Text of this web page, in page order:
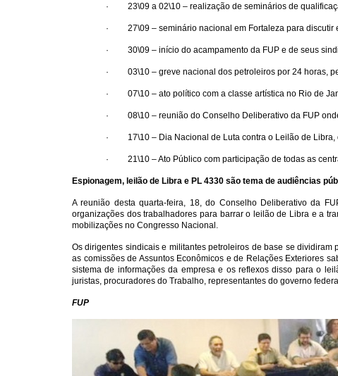
· 23\09 a 02\10 – realização de seminários de
· 27\09 – seminário nacional em Fortaleza para discutir
· 30\09 – início do acampamento da FUP e de seus
· 03\10 – greve nacional dos petroleiros por 24 horas,
· 07\10 – ato político com a classe artística no Rio de
· 08\10 – reunião do Conselho Deliberativo da FUP
· 17\10 – Dia Nacional de Luta contra o Leilão de Libra,
· 21\10 – Ato Público com participação de todas as
Espionagem, leilão de Libra e PL 4330 são tema de audiências
A reunião desta quarta-feira, 18, do Conselho Deliberativo da
organizações dos trabalhadores para barrar o leilão de Libra e a
mobilizações no Congresso Nacional.
Os dirigentes sindicais e militantes petroleiros de base se
as comissões de Assuntos Econômicos e de Relações Exteriores
sistema de informações da empresa e os reflexos disso para o
juristas, procuradores do Trabalho, representantes do governo
FUP